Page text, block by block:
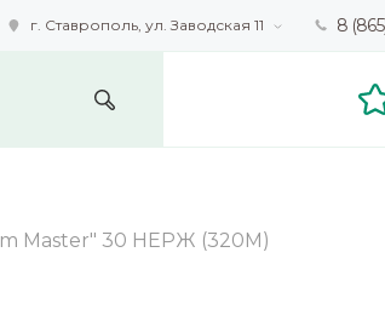
г. Ставрополь, ул. Заводская 11 8
Master" 30 НЕРЖ (320М)
с целью сбора статистики,